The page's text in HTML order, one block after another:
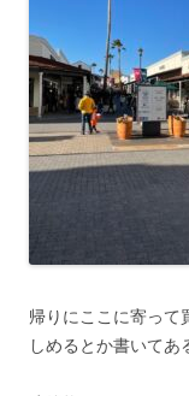
帰りにここに寄って
しめるとか書いてあ